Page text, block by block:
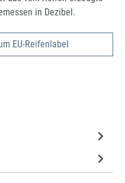
in Dezibel.
EU-Reifenlabel